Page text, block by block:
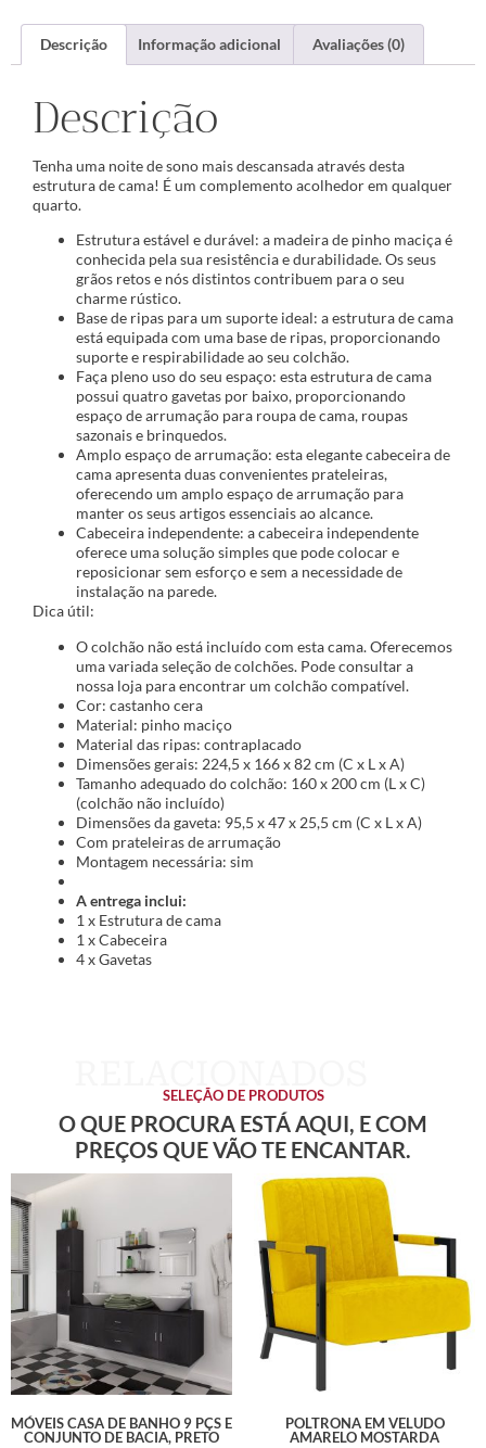
Descrição Informação adicional Avaliações (0)
Descrição
Tenha uma noite de sono mais descansada através desta
estrutura de cama! É um complemento acolhedor em qualquer
quarto.
Estrutura estável e durável: a madeira de pinho maciça é
conhecida pela sua resistência e durabilidade. Os seus
grãos retos e nós distintos contribuem para o seu
charme rústico.
Base de ripas para um suporte ideal: a estrutura de cama
está equipada com uma base de ripas, proporcionando
suporte e respirabilidade ao seu colchão.
Faça pleno uso do seu espaço: esta estrutura de cama
possui quatro gavetas por baixo, proporcionando
espaço de arrumação para roupa de cama, roupas
sazonais e brinquedos.
Amplo espaço de arrumação: esta elegante cabeceira de
cama apresenta duas convenientes prateleiras,
oferecendo um amplo espaço de arrumação para
manter os seus artigos essenciais ao alcance.
Cabeceira independente: a cabeceira independente
oferece uma solução simples que pode colocar e
reposicionar sem esforço e sem a necessidade de
instalação na parede.
Dica útil:
O colchão não está incluído com esta cama. Oferecemos
uma variada seleção de colchões. Pode consultar a
nossa loja para encontrar um colchão compatível.
Cor: castanho cera
Material: pinho maciço
Material das ripas: contraplacado
Dimensões gerais: 224,5 x 166 x 82 cm (C x L x A)
Tamanho adequado do colchão: 160 x 200 cm (L x C)
(colchão não incluído)
Dimensões da gaveta: 95,5 x 47 x 25,5 cm (C x L x A)
Com prateleiras de arrumação
Montagem necessária: sim
A entrega inclui:
1 x Estrutura de cama
1 x Cabeceira
4 x Gavetas
SELEÇÃO DE PRODUTOS
O QUE PROCURA ESTÁ AQUI, E COM
PREÇOS QUE VÃO TE ENCANTAR.
MÓVEIS CASA DE BANHO 9 PÇS E
CONJUNTO DE BACIA, PRETO
POLTRONA EM VELUDO
AMARELO MOSTARDA